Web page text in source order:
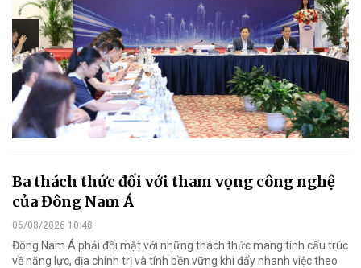
Ba thách thức đối với tham vọng công nghệ
của Đông Nam Á
06/08/2026 10:48
Đông Nam Á phải đối mặt với những thách thức mang tính cấu trúc
về năng lực, địa chính trị và tính bền vững khi đẩy nhanh việc theo